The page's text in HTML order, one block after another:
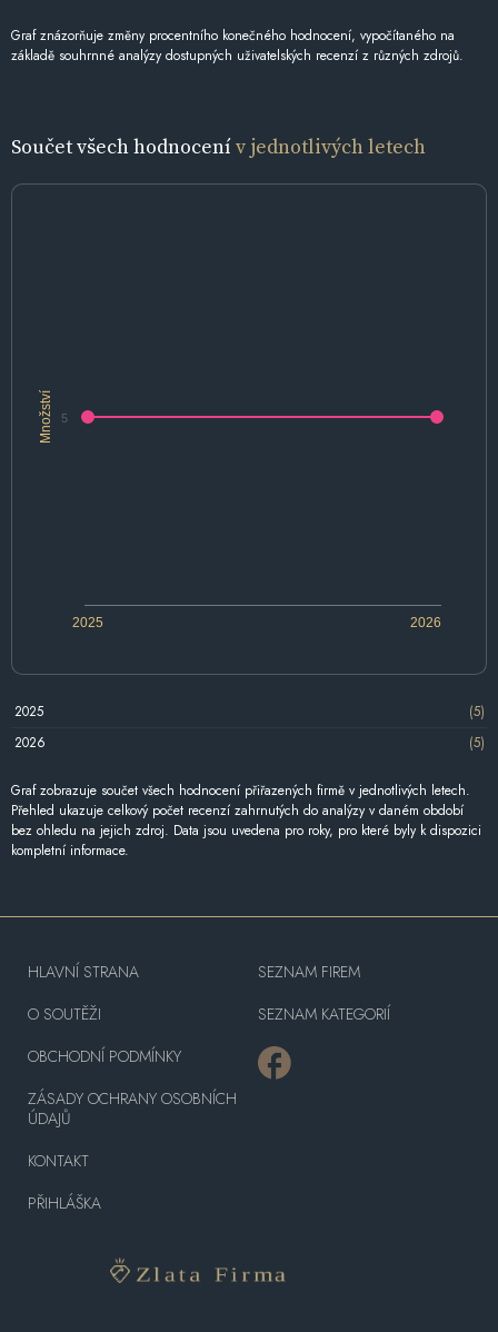
Graf znázorňuje změny procentního konečného hodnocení, vypočítaného na
základě souhrnné analýzy dostupných uživatelských recenzí z různých zdrojů.
Součet všech hodnocenív jednotlivých letech
Množství
2025 2026
5
2025
(5)
2026
(5)
Graf zobrazuje součet všech hodnocení přiřazených firmě v jednotlivých letech.
Přehled ukazuje celkový počet recenzí zahrnutých do analýzy v daném období
bez ohledu na jejich zdroj. Data jsou uvedena pro roky, pro které byly k dispozici
kompletní informace.
HLAVNÍ STRANA
O SOUTĚŽI
OBCHODNÍ PODMÍNKY
ZÁSADY OCHRANY OSOBNÍCH
ÚDAJŮ
KONTAKT
PŘIHLÁŠKA
SEZNAM FIREM
SEZNAM KATEGORIÍ